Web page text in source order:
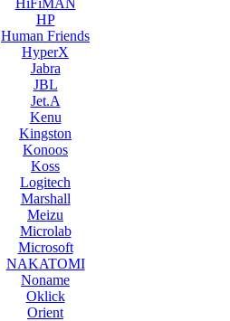
HiFiMAN
HP
Human Friends
HyperX
Jabra
JBL
Jet.A
Kenu
Kingston
Konoos
Koss
Logitech
Marshall
Meizu
Microlab
Microsoft
NAKATOMI
Noname
Oklick
Orient